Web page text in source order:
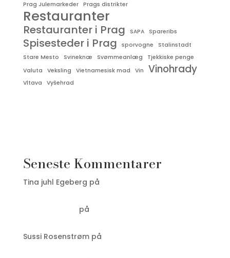
Prag Julemarkeder
Prags distrikter
Restauranter
Restauranter i Prag SAPA Spareribs
Spisesteder i Prag sporvogne
Stalinstadt
Stare Mesto
Svineknæ Svømmeanlæg
Tjekkiske penge
Valuta
Veksling Vietnamesisk mad Vin Vinohrady
Vltava Vyšehrad
Seneste Kommentarer
Tina juhl Egeberg på
på
Sussi Rosenstrømpå